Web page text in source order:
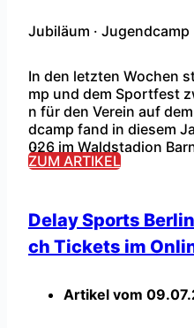
Jubiläum · Jugendcamp
In den letzten Wochen
mp und dem Sportfest
n für den Verein auf
dcamp fand in diesem
026 im Waldstadion
Teilnehmern, passend
...
ZUM ARTIKEL
Delay Sports
ch Tickets im
Artikel vom